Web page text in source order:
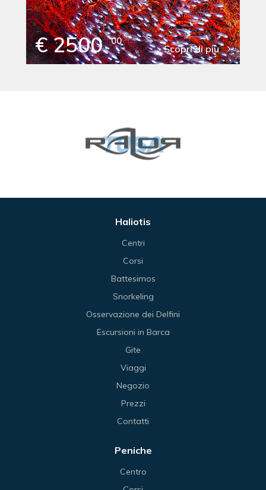
€ 2500 00
Scopri di più
Haliotis
Centri
Corsi
Battesimos
Snorkeling
Osservazione dei Delfini
Escursioni in Barca
Gite
Viaggi
Negozio
Prezzi
Contatti
Peniche
Centro